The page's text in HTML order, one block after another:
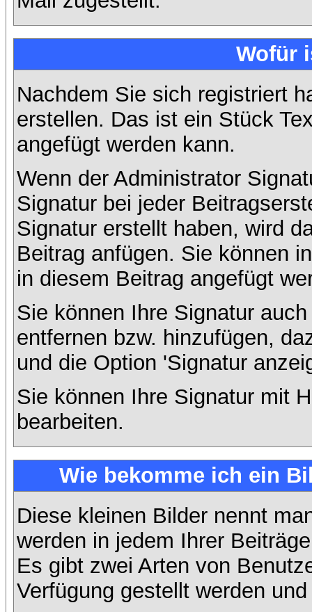
Wofür
Nachdem Sie sich registriert
erstellen. Das ist ein Stück
angefügt werden kann.
Wenn der Administrator
Signatur bei jeder
Signatur erstellt haben, wird
Beitrag anfügen. Sie können
in diesem Beitrag angefügt
Sie können Ihre Signatur
entfernen bzw. hinzufügen,
und die Option 'Signatur
Sie können Ihre Signatur mit
bearbeiten.
Wie bekomme ich ein
Diese kleinen Bilder nennt
werden in jedem Ihrer
Es gibt zwei Arten von
Verfügung gestellt werden